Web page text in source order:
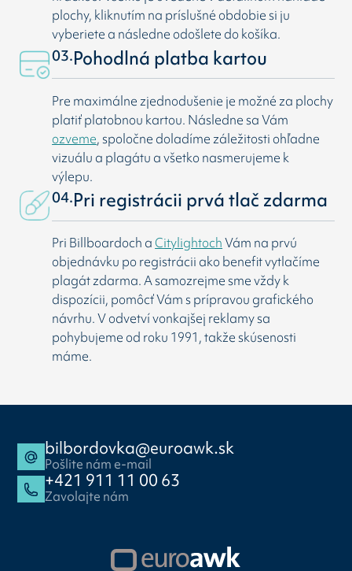
plochy, kliknutím na príslušné obdobie si ju
vyberiete a následne odošlete do košíka.
03.Pohodlná platba kartou
Pre maximálne zjednodušenie je možné za plochy
platiť platobnou kartou. Následne sa Vám
ozveme, spoločne doladíme záležitosti ohľadne
vizuálu a plagátu a všetko nasmerujeme k
výlepu.
04.Pri registrácii prvá tlač zdarma
Pri Billboardoch aCitylightochVám na prvú
objednávku po registrácii ako benefit vytlačíme
plagát zdarma. A samozrejme sme vždy k
dispozícii, pomôcť Vám s prípravou grafického
návrhu. V odvetví vonkajšej reklamy sa
pohybujeme od roku 1991, takže skúsenosti
máme.
bilbordovka@euroawk.sk
Pošlite nám e-mail
+421 911 11 00 63
Zavolajte nám